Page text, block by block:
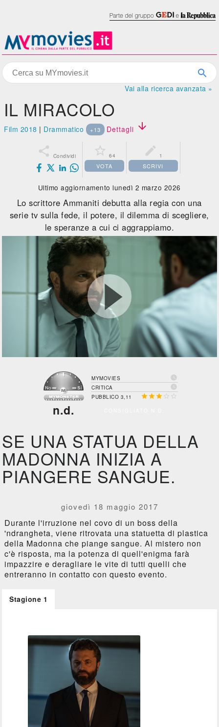
Vai alla ricerca avanzata »
IL MIRACOLO
Film 2018 | Drammatico +13 Dettagli 
 Condividi  64
VOTA
 1
SCRIVI
Ultimo aggiornamento lunedì 2 marzo 2026
Lo scrittore Ammaniti debutta alla regia con una
serie tv sulla fede, il potere, il dilemma di scegliere,
le speranze a cui ci aggrappiamo.
n.d.
MYMOVIES 
CRITICA 
PUBBLICO 3,11   
SE UNA STATUA DELLA
MADONNA INIZIA A
PIANGERE SANGUE.
giovedì 18 maggio 2017
Durante l'irruzione nel covo di un boss della
'ndrangheta, viene ritrovata una statuetta di plastica
della Madonna che piange sangue. Al mistero non
c'è risposta, ma la potenza di quell'enigma farà
impazzire e deragliare le vite di tutti quelli che
entreranno in contatto con questo evento.
Stagione 1